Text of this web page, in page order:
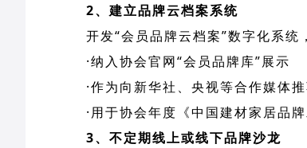
2、建立品牌云档案系统
开发“会员品牌云档案”数字化系
·纳入协会官网“会员品牌库”展示
·作为向新华社、央视等合作媒体
·用于协会年度《中国建材家居品
3、不定期线上或线下品牌沙龙